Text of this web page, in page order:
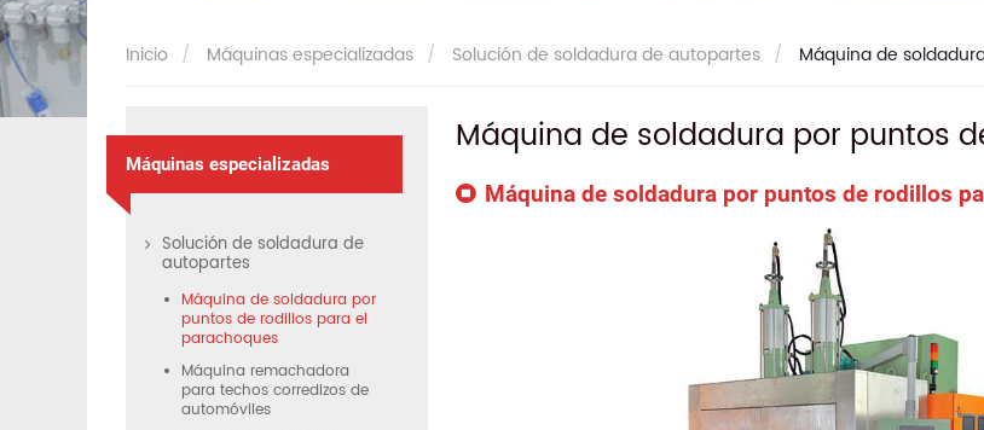
Inicio Máquinas especializadas Solución de soldadura de autopartes Máquina de
Máquina de soldadura por puntos
Máquina de soldadura por puntos de rodillos
Máquinas especializadas
Solución de soldadura de
autopartes
Máquina de soldadura por
puntos de rodillos para el
parachoques
Máquina remachadora
para techos corredizos de
automóviles